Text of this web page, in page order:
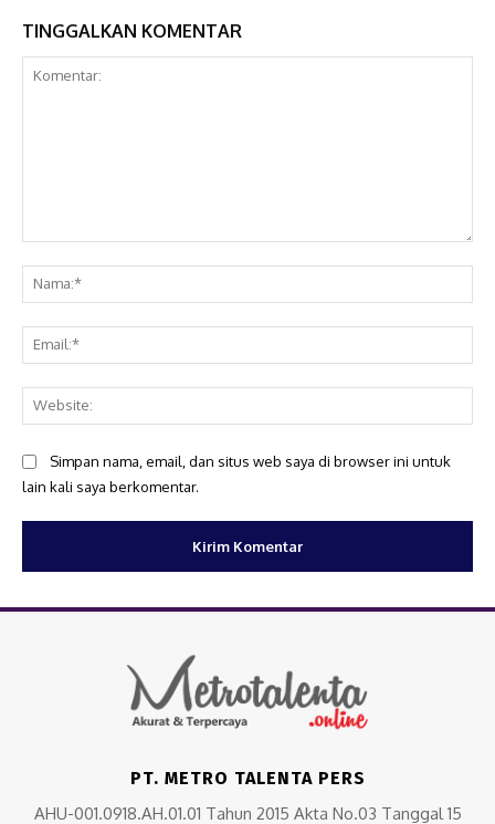
TINGGALKAN KOMENTAR
Simpan nama, email, dan situs web saya di browser ini untuk
lain kali saya berkomentar.
PT. METRO TALENTA PERS
AHU-001.0918.AH.01.01 Tahun 2015 Akta No.03 Tanggal 15